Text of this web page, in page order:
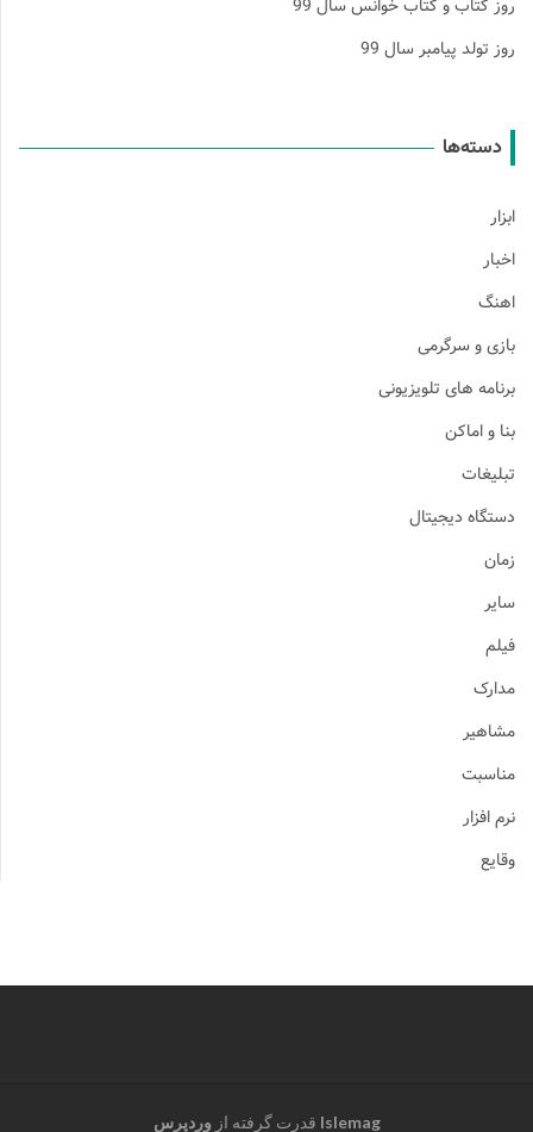
روز کتاب و کتاب خوانس سال 99
روز تولد پیامبر سال 99
دسته‌ها
ابزار
اخبار
اهنگ
بازی و سرگرمی
برنامه های تلویزیونی
بنا و اماکن
تبلیغات
دستگاه دیجیتال
زمان
سایر
فیلم
مدارک
مشاهیر
مناسبت
نرم افزار
وقایع
Islemag قدرت گرفته ازوردپرس